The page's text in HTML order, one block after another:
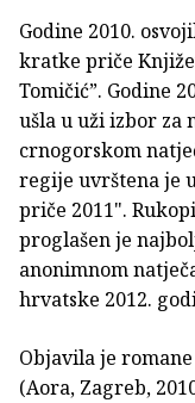
Godine 2010.
kratke priče
Tomičić”. Godine
ušla u uži izbor za
crnogorskom
regije uvrštena je
priče 2011".
proglašen je
anonimnom
hrvatske 2012.
Objavila je
(Aora, Zagreb,